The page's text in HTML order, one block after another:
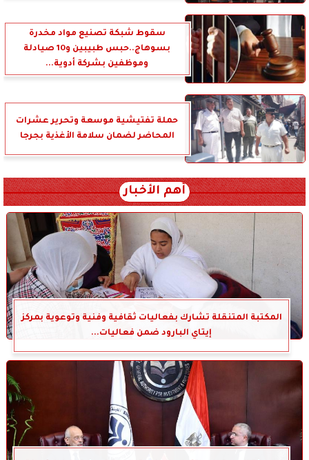
سقوط شبكة تصنيع مواد مخدرة
بسوهاج..حبس طبيبين و10 صيادلة
وموظفين بشركة أدوية...
حملة تفتيشية موسعة وتحرير عشرات
المحاضر لضمان سلامة الأغذية بجرجا
أهم الأخبار
المكتبة المتنقلة تشارك بفعاليات ثقافية وفنية وتوعوية بمركز
إيتاي البارود ضمن فعاليات...